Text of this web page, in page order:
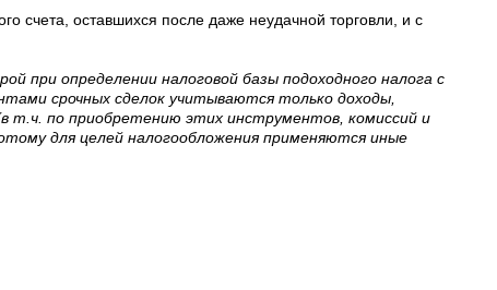
счета, оставшихся после даже неудачной торговли, и с
при определении налоговой базы подоходного налога с
срочных сделок учитываются только доходы,
т.ч. по приобретению этих инструментов, комиссий и
для целей налогообложения применяются иные